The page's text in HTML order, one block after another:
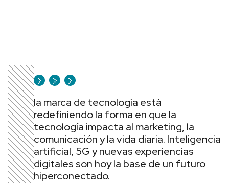
la marca de tecnología está
redefiniendo la forma en que la
tecnología impacta al marketing, la
comunicación y la vida diaria. Inteligencia
artificial, 5G y nuevas experiencias
digitales son hoy la base de un futuro
hiperconectado.